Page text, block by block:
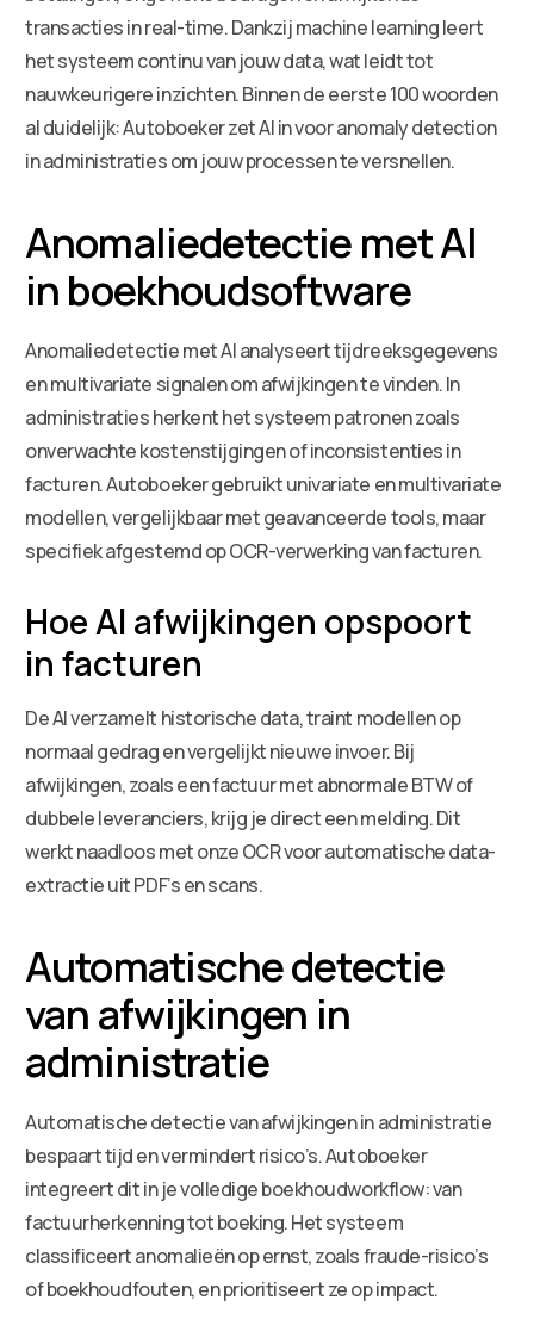
transacties in real-time. Dankzij machine learning leert
het systeem continu van jouw data, wat leidt tot
nauwkeurigere inzichten. Binnen de eerste 100 woorden
al duidelijk: Autoboeker zet AI in voor anomaly detection
in administraties om jouw processen te versnellen.
Anomaliedetectie met AI
in boekhoudsoftware
Anomaliedetectie met AI analyseert tijdreeksgegevens
en multivariate signalen om afwijkingen te vinden. In
administraties herkent het systeem patronen zoals
onverwachte kostenstijgingen of inconsistenties in
facturen. Autoboeker gebruikt univariate en multivariate
modellen, vergelijkbaar met geavanceerde tools, maar
specifiek afgestemd op OCR-verwerking van facturen.
Hoe AI afwijkingen opspoort
in facturen
De AI verzamelt historische data, traint modellen op
normaal gedrag en vergelijkt nieuwe invoer. Bij
afwijkingen, zoals een factuur met abnormale BTW of
dubbele leveranciers, krijg je direct een melding. Dit
werkt naadloos met onze OCR voor automatische data-
extractie uit PDF’s en scans.
Automatische detectie
van afwijkingen in
administratie
Automatische detectie van afwijkingen in administratie
bespaart tijd en vermindert risico’s. Autoboeker
integreert dit in je volledige boekhoudworkflow: van
factuurherkenning tot boeking. Het systeem
classificeert anomalieën op ernst, zoals fraude-risico’s
of boekhoudfouten, en prioritiseert ze op impact.